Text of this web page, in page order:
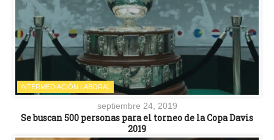
INTERMEDIACIÓN LABORAL
septiembre 24, 2019
Se buscan 500 personas para el torneo de la Copa Davis
2019